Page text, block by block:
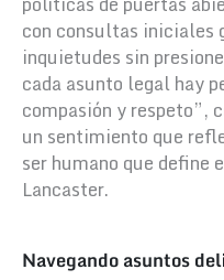
con consultas iniciales
inquietudes sin
cada asunto legal hay
compasión y respeto”,
un sentimiento que
ser humano que define
Lancaster.
Navegando asuntos